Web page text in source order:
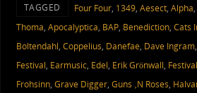
TAGGED ‎ Four Four, 1349, Aesect, Alpha,
Thoma, Apocalyptica, BAP, Benediction, Cats
Boltendahl, Coppelius, Danefae, Dave Ingram,
Festival, Earmusic, Edel, Erik Grönwall, Festival
Frohsinn, Grave Digger, Guns ‚N Roses,